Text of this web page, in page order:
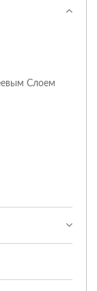
Слоем